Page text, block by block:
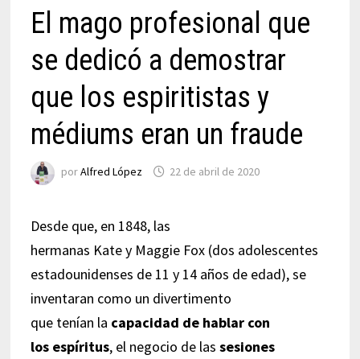
El mago profesional que
se dedicó a demostrar
que los espiritistas y
médiums eran un fraude
porAlfred López 22 de abril de 2020
Desde que, en 1848, las
hermanas Kate y Maggie Fox (dos adolescentes
estadounidenses de 11 y 14 años de edad), se
inventaran como un divertimento
que tenían la capacidad de hablar con
los espíritus, el negocio de las sesiones